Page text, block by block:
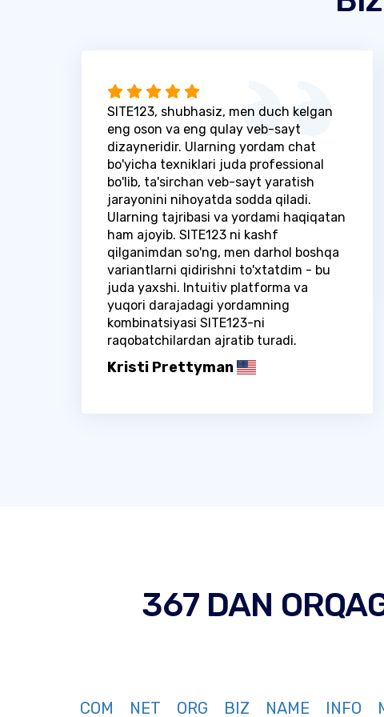
SITE123, shubhasiz, men duch kelgan
eng oson va eng qulay veb-sayt
dizayneridir. Ularning yordam chat
bo'yicha texniklari juda professional
bo'lib, ta'sirchan veb-sayt yaratish
jarayonini nihoyatda sodda qiladi.
Ularning tajribasi va yordami haqiqatan
ham ajoyib. SITE123 ni kashf
qilganimdan so'ng, men darhol boshqa
variantlarni qidirishni to'xtatdim - bu
juda yaxshi. Intuitiv platforma va
yuqori darajadagi yordamning
kombinatsiyasi SITE123-ni
raqobatchilardan ajratib turadi.
Kristi Prettyman
367 DAN
COM NET ORG BIZ NAME INFO